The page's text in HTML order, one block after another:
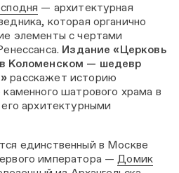
— архитектурная
которая органично
элементы с чертами
Издание «Церковь
Коломенском — шедевр
расскажет историю
каменного шатрового храма в
архитектурными
единственный в Москве
императора —Домик